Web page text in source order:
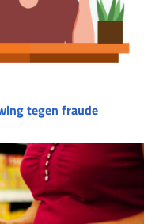
tegen fraude